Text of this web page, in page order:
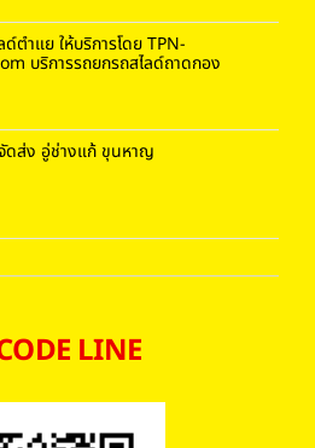
ด์ตำแย ให้บริการโดย TPN-
บริการรถยกรถสไลด์ถาดกอง
ดส่ง อู่ช่างแก้ ขุนหาญ
LINE